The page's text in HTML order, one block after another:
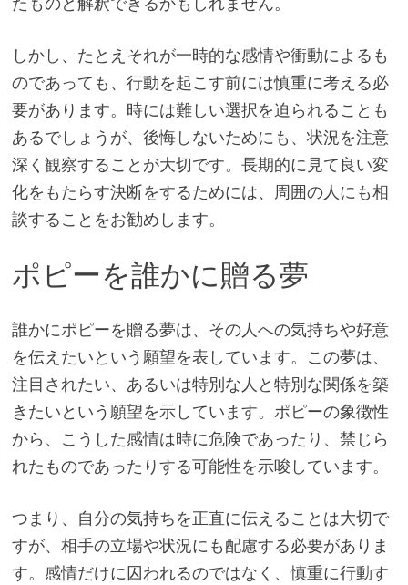
しかし、たとえそれが一時的な感情や衝動によるも
のであっても、行動を起こす前には慎重に考える必
要があります。時には難しい選択を迫られることも
あるでしょうが、後悔しないためにも、状況を注意
深く観察することが大切です。長期的に見て良い変
化をもたらす決断をするためには、周囲の人にも相
談することをお勧めします。
ポピーを誰かに贈る夢
誰かにポピーを贈る夢は、その人への気持ちや好意
を伝えたいという願望を表しています。この夢は、
注目されたい、あるいは特別な人と特別な関係を築
きたいという願望を示しています。ポピーの象徴性
から、こうした感情は時に危険であったり、禁じら
れたものであったりする可能性を示唆しています。
つまり、自分の気持ちを正直に伝えることは大切で
すが、相手の立場や状況にも配慮する必要がありま
す。感情だけに囚われるのではなく、慎重に行動す